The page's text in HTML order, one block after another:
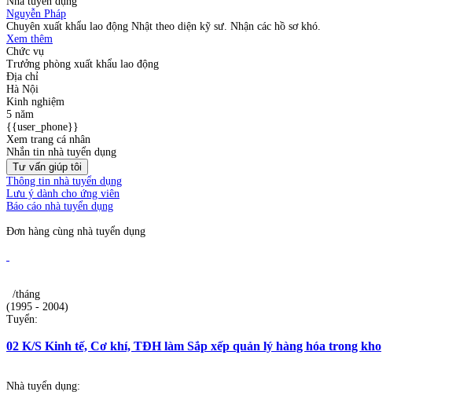
Nguyễn Pháp
Chuyên xuất khẩu lao động Nhật theo diện kỹ sư. Nhận các hồ sơ khó.
Xem thêm
Chức vụ
Trưởng phòng xuất khẩu lao động
Địa chỉ
Hà Nội
Kinh nghiệm
5 năm
{{user_phone}}
Xem trang cá nhân
Nhắn tin nhà tuyển dụng
Tư vấn giúp tôi
Thông tin nhà tuyển dụng
Lưu ý dành cho ứng viên
Báo cáo nhà tuyển dụng
Đơn hàng cùng nhà tuyển dụng
/tháng
(1995 - 2004)
Tuyển:
02 K/S Kinh tế, Cơ khí, TĐH làm Sắp xếp quản lý hàng hóa trong kho
Nhà tuyển dụng: